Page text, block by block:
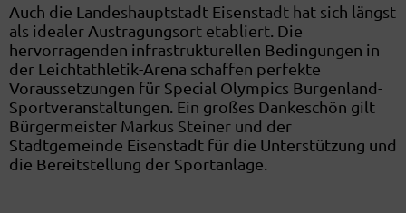
Auch die Landeshauptstadt Eisenstadt hat sich längst
als idealer Austragungsort etabliert. Die
hervorragenden infrastrukturellen Bedingungen in
der Leichtathletik-Arena schaffen perfekte
Voraussetzungen für Special Olympics Burgenland-
Sportveranstaltungen. Ein großes Dankeschön gilt
Bürgermeister Markus Steiner und der
Stadtgemeinde Eisenstadt für die Unterstützung und
die Bereitstellung der Sportanlage.